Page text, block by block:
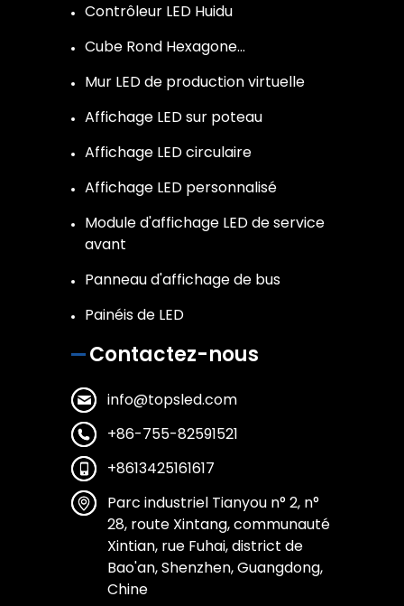
Contrôleur LED Huidu
Cube Rond Hexagone…
Mur LED de production virtuelle
Affichage LED sur poteau
Affichage LED circulaire
Affichage LED personnalisé
Module d'affichage LED de service
avant
Panneau d'affichage de bus
Painéis de LED
Contactez-nous
info@topsled.com
+86-755-82591521
+8613425161617
Parc industriel Tianyou n° 2, n°
28, route Xintang, communauté
Xintian, rue Fuhai, district de
Bao'an, Shenzhen, Guangdong,
Chine